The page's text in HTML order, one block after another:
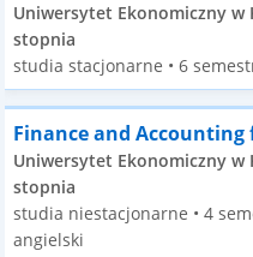
Uniwersytet Ekonomiczny w
stopnia
studia stacjonarne • 6
Finance and Accounting
Uniwersytet Ekonomiczny w
stopnia
studia niestacjonarne • 4
angielski